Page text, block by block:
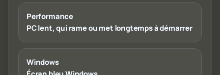
Performance
PC lent, qui rame ou met longtemps à démarrer
Windows